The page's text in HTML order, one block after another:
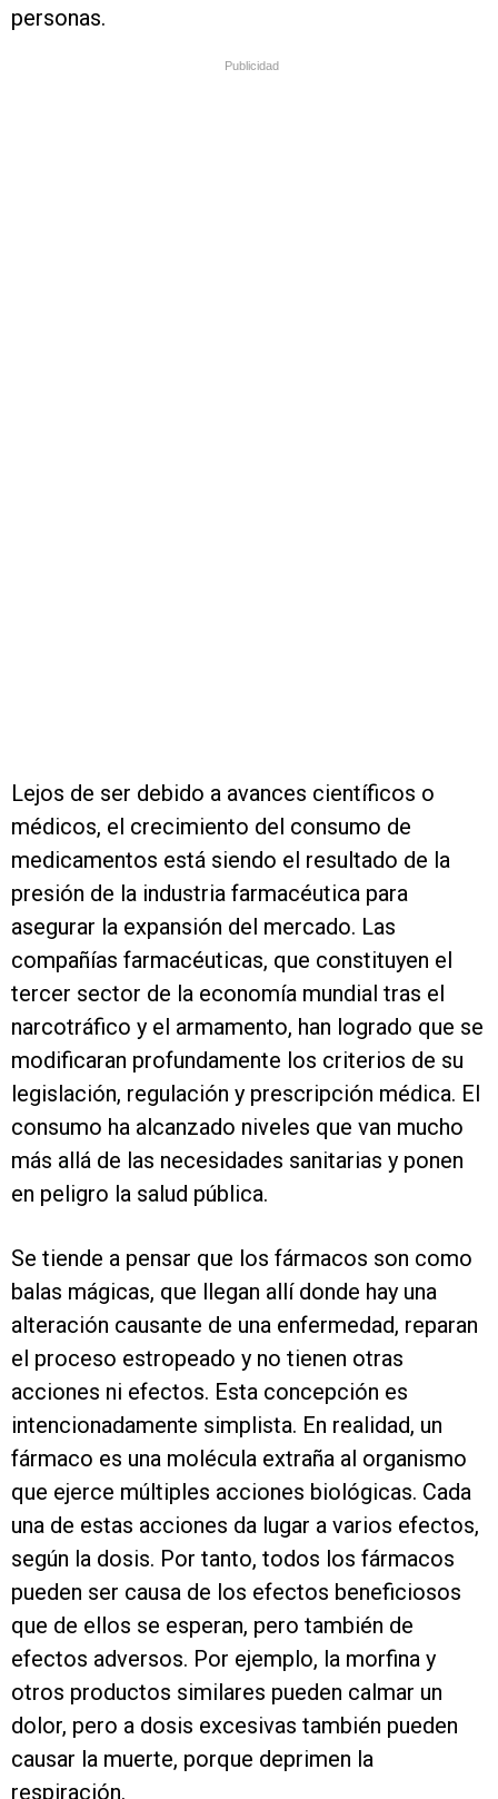
personas.
Publicidad
Lejos de ser debido a avances científicos o
médicos, el crecimiento del consumo de
medicamentos está siendo el resultado de la
presión de la industria farmacéutica para
asegurar la expansión del mercado. Las
compañías farmacéuticas, que constituyen el
tercer sector de la economía mundial tras el
narcotráfico y el armamento, han logrado que se
modificaran profundamente los criterios de su
legislación, regulación y prescripción médica. El
consumo ha alcanzado niveles que van mucho
más allá de las necesidades sanitarias y ponen
en peligro la salud pública.
Se tiende a pensar que los fármacos son como
balas mágicas, que llegan allí donde hay una
alteración causante de una enfermedad, reparan
el proceso estropeado y no tienen otras
acciones ni efectos. Esta concepción es
intencionadamente simplista. En realidad, un
fármaco es una molécula extraña al organismo
que ejerce múltiples acciones biológicas. Cada
una de estas acciones da lugar a varios efectos,
según la dosis. Por tanto, todos los fármacos
pueden ser causa de los efectos beneficiosos
que de ellos se esperan, pero también de
efectos adversos. Por ejemplo, la morfina y
otros productos similares pueden calmar un
dolor, pero a dosis excesivas también pueden
causar la muerte, porque deprimen la
respiración.